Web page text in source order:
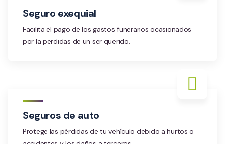
Seguro exequial
Facilita el pago de los gastos funerarios ocasionados
por la perdidas de un ser querido.
Seguros de auto
Protege las pérdidas de tu vehículo debido a hurtos o